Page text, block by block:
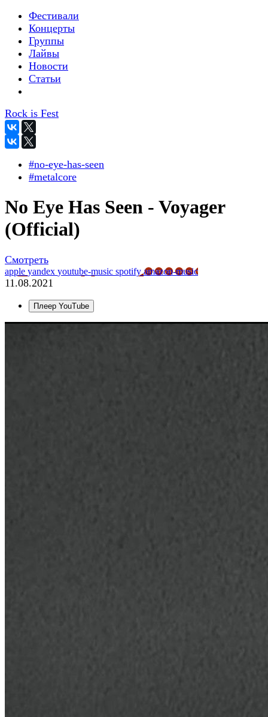
Фестивали
Концерты
Группы
Лайвы
Новости
Статьи
Rock is Fest
#no-eye-has-seen
#metalcore
No Eye Has Seen - Voyager
(Official)
Смотреть
apple yandex youtube-music spotifyamazon-music
11.08.2021
Плеер YouTube